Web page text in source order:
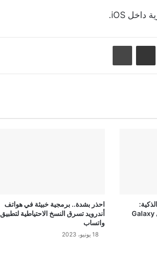
سامسونج تكشف عن تفاصيل Galaxy
احذر بشدة.. برمجية خبيثة في هواتف
أندرويد تسرق النسخ الاحتياطية لتطبيق
واتساب
18 يونيو، 2023